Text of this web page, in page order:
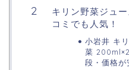
キリン野菜ジュ
コミでも人気！
小岩井 キ
菜
段・価格が